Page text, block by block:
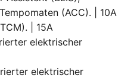
(ACC). | 10A
| 15A
elektrischer
elektrischer